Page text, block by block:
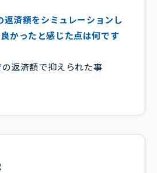
返済額をシミュレーションし
かったと感じた点は何です
返済額で抑えられた事